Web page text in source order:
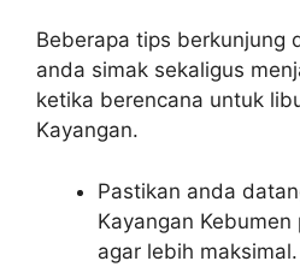
Beberapa tips berkunjung
anda simak sekaligus
ketika berencana untuk
Kayangan.
Pastikan anda
Kayangan
agar lebih maksimal.